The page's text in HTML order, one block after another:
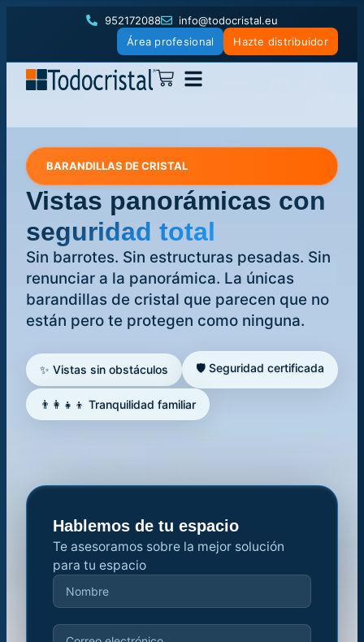
952172088
info@todocristal.eu
Hazte distribuidor
Área profesional
BARANDILLAS DE CRISTAL
Vistas panorámicas con
seguridad total
Sin barrotes. Sin estructuras pesadas. Sin
renunciar a la panorámica. La únicas
barandillas de cristal que parecen que no
están pero te protegen como ninguna.
✨ Vistas sin obstáculos 🛡️ Seguridad certificada
👨‍👩‍👧‍👦 Tranquilidad familiar
Hablemos de tu espacio
Te asesoramos sobre la mejor solución
para tu espacio